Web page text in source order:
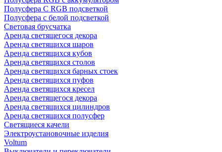
Полусфера С RGB подсветкой
Полусфера с белой подсветкой
Световая брусчатка
Аренда светящегося декора
Аренда светящихся шаров
Аренда светящихся кубов
Аренда светящихся столов
Аренда светящихся барных стоек
Аренда светящихся пуфов
Аренда светящихся кресел
Аренда светящегося декора
Аренда светящихся цилиндров
Аренда светящихся полусфер
Светящиеся качели
Электроустановочные изделия
Voltum